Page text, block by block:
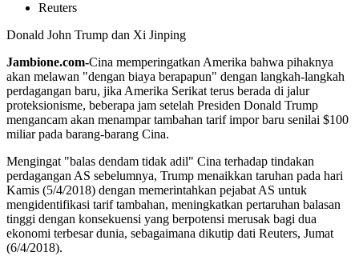
Reuters
Donald John Trump dan Xi Jinping
Jambione.com-Cina memperingatkan Amerika bahwa pihaknya
akan melawan "dengan biaya berapapun" dengan langkah-langkah
perdagangan baru, jika Amerika Serikat terus berada di jalur
proteksionisme, beberapa jam setelah Presiden Donald Trump
mengancam akan menampar tambahan tarif impor baru senilai $100
miliar pada barang-barang Cina.
Mengingat "balas dendam tidak adil" Cina terhadap tindakan
perdagangan AS sebelumnya, Trump menaikkan taruhan pada hari
Kamis (5/4/2018) dengan memerintahkan pejabat AS untuk
mengidentifikasi tarif tambahan, meningkatkan pertaruhan balasan
tinggi dengan konsekuensi yang berpotensi merusak bagi dua
ekonomi terbesar dunia, sebagaimana dikutip dati Reuters, Jumat
(6/4/2018).